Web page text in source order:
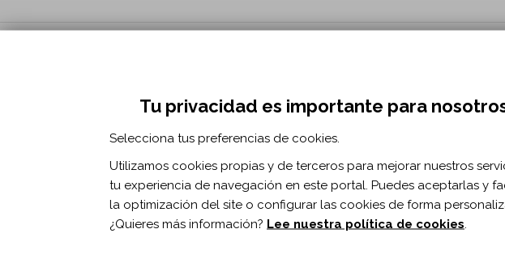
la escuela inclusiva desde un modelo de intervención
centrado en las rutinas del aula y la familia
S
Profesional
de Fisioterapia vol. 48 n. 1
es/2019/01/01/ano-2019-volumen-48-numero-…
Tu privacidad es importante para
Selecciona tus preferencias de cookies.
Utilizamos cookies propias y de terceros para mejorar nuestros
tu experiencia de navegación en este portal. Puedes aceptarlas y
la optimización del site o configurar las cookies de forma
¿Quieres más información? Lee nuestra política de cookies